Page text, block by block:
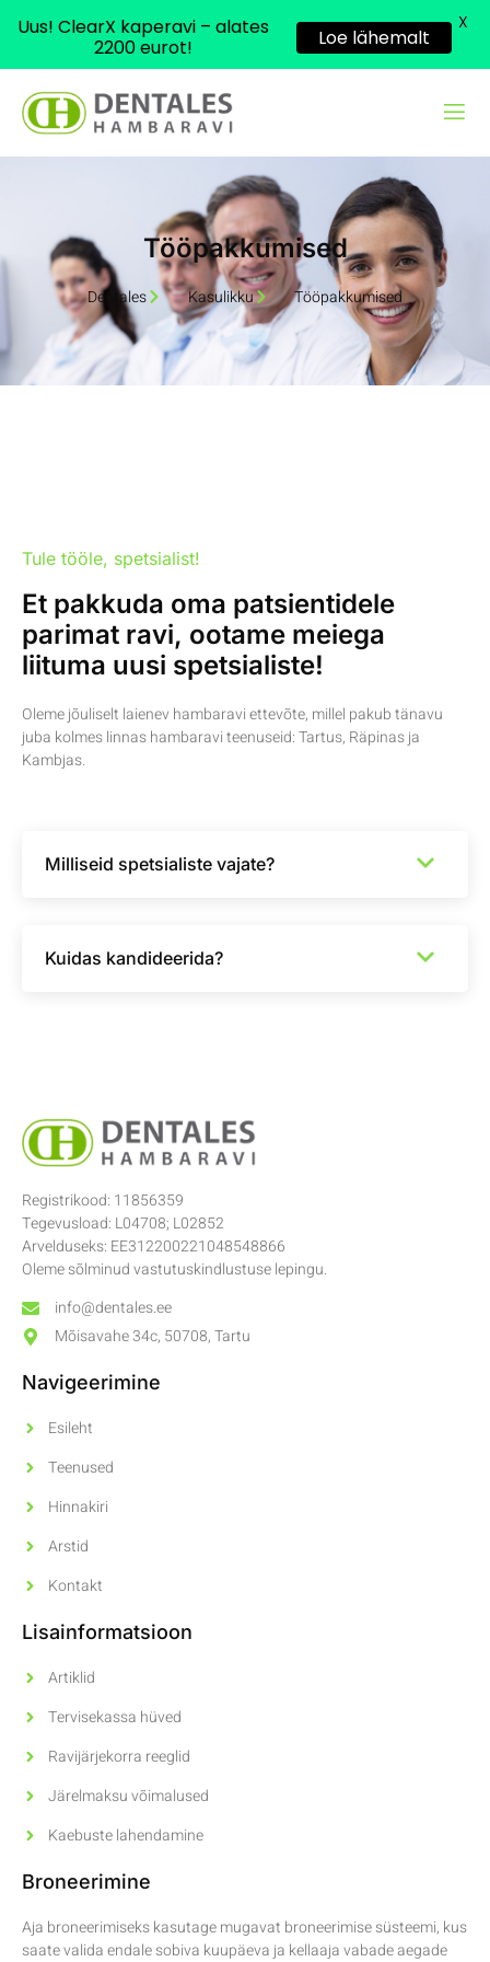
Tööpakkumised
Dentales Kasulikku Tööpakkumised
Tule tööle, spetsialist!
Et pakkuda oma patsientidele
parimat ravi, ootame meiega
liituma uusi spetsialiste!
Oleme jõuliselt laienev hambaravi ettevõte, millel pakub tänavu
juba kolmes linnas hambaravi teenuseid: Tartus, Räpinas ja
Kambjas.
Milliseid spetsialiste vajate?
Kuidas kandideerida?
Registrikood: 11856359
Tegevusload: L04708; L02852
Arvelduseks: EE312200221048548866
Oleme sõlminud vastutuskindlustuse lepingu.
info@dentales.ee
Mõisavahe 34c, 50708, Tartu
Navigeerimine
Esileht
Teenused
Hinnakiri
Arstid
Kontakt
Lisainformatsioon
Artiklid
Tervisekassa hüved
Ravijärjekorra reeglid
Järelmaksu võimalused
Kaebuste lahendamine
Broneerimine
Aja broneerimiseks kasutage mugavat broneerimise süsteemi, kus
saate valida endale sobiva kuupäeva ja kellaaja vabade aegade
Uus! ClearX kaperavi – alates
2200 eurot!
Loe lähemalt
X